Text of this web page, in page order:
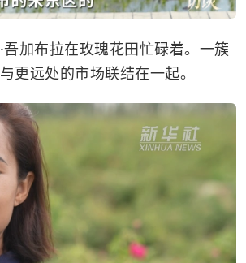
加布拉在玫瑰花田忙碌着。一簇
更远处的市场联结在一起。